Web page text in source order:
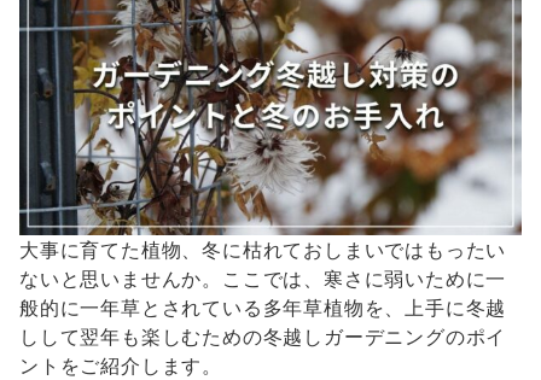
大事に育てた植物、冬に枯れておしまいではもったい
ないと思いませんか。ここでは、寒さに弱いために一
般的に一年草とされている多年草植物を、上手に冬越
しして翌年も楽しむための冬越しガーデニングのポイ
ントをご紹介します。